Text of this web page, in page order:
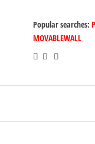
Popular searches:
MOVABLEWALL